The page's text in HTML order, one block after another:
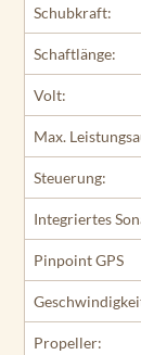
Schubkraft:
Schaftlänge:
Volt:
Max.
Steuerung:
Integriertes
Pinpoint GPS
Propeller: